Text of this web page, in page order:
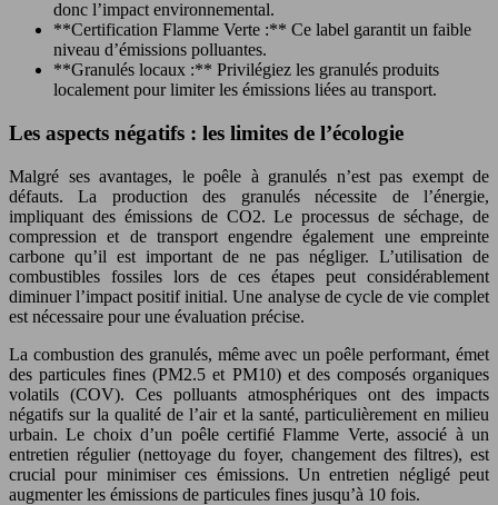
donc l’impact environnemental.
**Certification Flamme Verte :** Ce label garantit un faible
niveau d’émissions polluantes.
**Granulés locaux :** Privilégiez les granulés produits
localement pour limiter les émissions liées au transport.
Les aspects négatifs : les limites de l’écologie
Malgré ses avantages, le poêle à granulés n’est pas exempt de
défauts. La production des granulés nécessite de l’énergie,
impliquant des émissions de CO2. Le processus de séchage, de
compression et de transport engendre également une empreinte
carbone qu’il est important de ne pas négliger. L’utilisation de
combustibles fossiles lors de ces étapes peut considérablement
diminuer l’impact positif initial. Une analyse de cycle de vie complet
est nécessaire pour une évaluation précise.
La combustion des granulés, même avec un poêle performant, émet
des particules fines (PM2.5 et PM10) et des composés organiques
volatils (COV). Ces polluants atmosphériques ont des impacts
négatifs sur la qualité de l’air et la santé, particulièrement en milieu
urbain. Le choix d’un poêle certifié Flamme Verte, associé à un
entretien régulier (nettoyage du foyer, changement des filtres), est
crucial pour minimiser ces émissions. Un entretien négligé peut
augmenter les émissions de particules fines jusqu’à 10 fois.